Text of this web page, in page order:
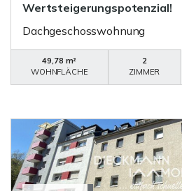
Wertsteigerungspotenzial!
Dachgeschosswohnung
49,78 m²
WOHNFLÄCHE
2
ZIMMER